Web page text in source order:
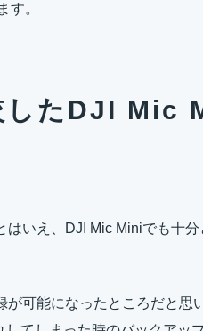
す。
たDJI Mic
はいえ、DJI Mic Miniでも十
が可能になったところだと思